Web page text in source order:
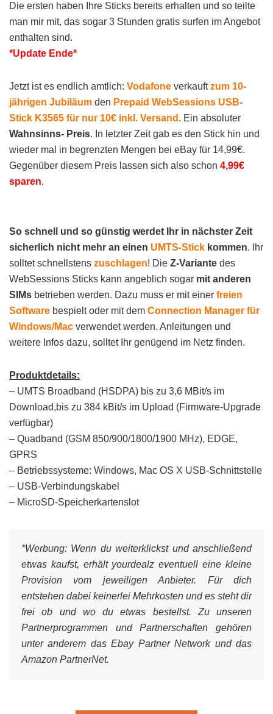
Die ersten haben Ihre Sticks bereits erhalten und so teilte
man mir mit, das sogar 3 Stunden gratis surfen im Angebot
enthalten sind.
*Update Ende*
Jetzt ist es endlich amtlich: Vodafone verkauftzum 10-
jährigen Jubiläum den Prepaid WebSessions USB-
Stick K3565 für nur 10€ inkl. Versand . Ein absoluter
Wahnsinns- Preis. In letzter Zeit gab es den Stick hin und
wieder mal in begrenzten Mengen bei eBay für 14,99€.
Gegenüber diesem Preis lassen sich also schon 4,99€
sparen.
So schnell und so günstig werdet Ihr in nächster Zeit
sicherlich nicht mehr an einen UMTS-Stick kommen. Ihr
solltet schnellstens zuschlagen! Die Z-Variante des
WebSessions Sticks kann angeblich sogar mit anderen
SIMs betrieben werden. Dazu muss er mit einer freien
Software bespielt oder mit dem Connection Manager für
Windows/Mac verwendet werden. Anleitungen und
weitere Infos dazu, solltet Ihr genügend im Netz finden.
Produktdetails:
– UMTS Broadband (HSDPA) bis zu 3,6 MBit/s im
Download,bis zu 384 kBit/s im Upload (Firmware-Upgrade
verfügbar)
– Quadband (GSM 850/900/1800/1900 MHz), EDGE,
GPRS
– Betriebssysteme: Windows, Mac OS X USB-Schnittstelle
– USB-Verbindungskabel
– MicroSD-Speicherkartenslot
*Werbung: Wenn du weiterklickst und anschließend
etwas kaufst, erhält yourdealz eventuell eine kleine
Provision vom jeweiligen Anbieter. Für dich
entstehen dabei keinerlei Mehrkosten und es steht dir
frei ob und wo du etwas bestellst. Zu unseren
Partnerprogrammen und Partnerschaften gehören
unter anderem das Ebay Partner Network und das
Amazon PartnerNet.